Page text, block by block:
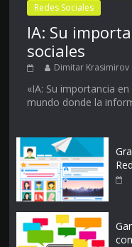
Redes Sociales
IA: Su
sociales
Dimitar Krasimirov
«IA: Su importancia
mundo donde la